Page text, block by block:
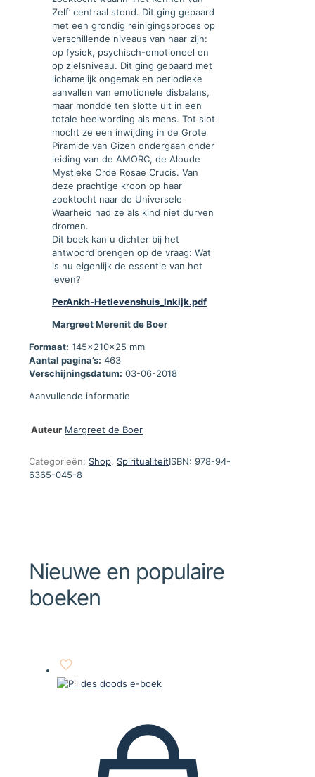
Zelf’ centraal stond. Dit ging gepaard
met een grondig reinigingsproces op
verschillende niveaus van haar zijn:
op fysiek, psychisch-emotioneel en
op zielsniveau. Dit ging gepaard met
lichamelijk ongemak en periodieke
aanvallen van emotionele disbalans,
maar mondde ten slotte uit in een
totale heelwording als mens. Tot slot
mocht ze een inwijding in de Grote
Piramide van Gizeh ondergaan onder
leiding van de AMORC, de Aloude
Mystieke Orde Rosae Crucis. Van
deze prachtige kroon op haar
zoektocht naar de Universele
Waarheid had ze als kind niet durven
dromen.
Dit boek kan u dichter bij het
antwoord brengen op de vraag: Wat
is nu eigenlijk de essentie van het
leven?
PerAnkh-Hetlevenshuis_Inkijk.pdf
MargreetMerenit de Boer
Formaat: 145x210x25 mm
Aantal pagina’s: 463
Verschijningsdatum: 03-06-2018
Aanvullende informatie
Auteur Margreet de Boer
Categorieën: Shop SpiritualiteitISBN: 978-94-
6365-045-8
Nieuwe en populaire
boeken